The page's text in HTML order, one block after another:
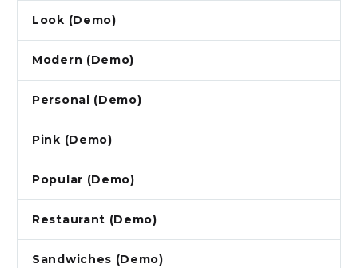
Look (Demo)
Modern (Demo)
Personal (Demo)
Pink (Demo)
Popular (Demo)
Restaurant (Demo)
Sandwiches (Demo)